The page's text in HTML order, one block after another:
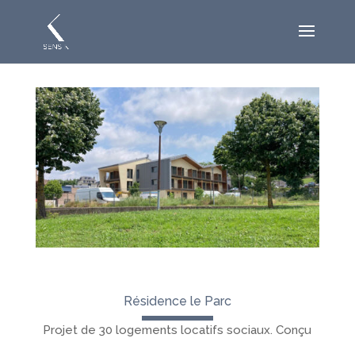
Résidence le Parc
Projet de 30 logements locatifs sociaux. Conçu